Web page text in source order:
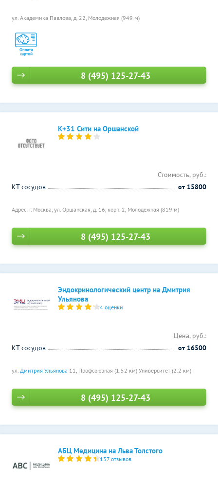
ул. Академика Павлова, д. 22, Молодежная (949 м)
8 (495) 125-27-43
К+31 Сити на Оршанской
Адрес: г. Москва, ул. Оршанская, д. 16, корп. 2, Молодежная (819 м)
Стоимость, руб.:
КТ сосудов
от 15800
8 (495) 125-27-43
Эндокринологический центр на Дмитрия
Ульянова
4 оценки
ул. Дмитрия Ульянова 11, Профсоюзная (1.52 км) Университет (2.2 км)
Цена, руб.:
КТ сосудов
от 16500
8 (495) 125-27-43
АБЦ Медицина на Льва Толстого
137 отзывов